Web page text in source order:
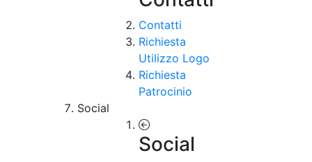
Contatti
Richiesta
Utilizzo Logo
Richiesta
Patrocinio
Social
Social